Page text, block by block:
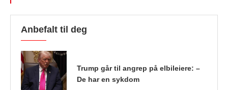
Anbefalt til deg
Trump går til angrep på elbileiere: –
De har en sykdom